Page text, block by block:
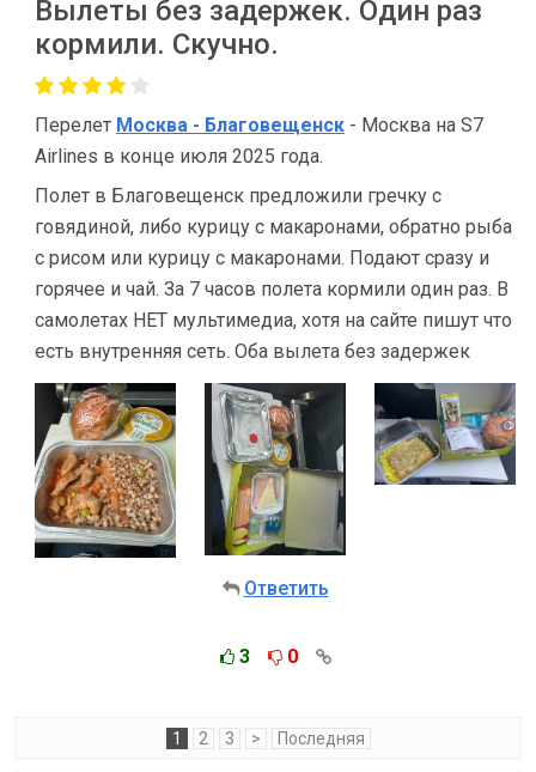
Вылеты без задержек. Один раз
кормили. Скучно.
Перелет Москва - Благовещенск - Москва на S7
Airlines в конце июля 2025 года.
Полет в Благовещенск предложили гречку с
говядиной, либо курицу с макаронами, обратно рыба
с рисом или курицу с макаронами. Подают сразу и
горячее и чай. За 7 часов полета кормили один раз. В
самолетах НЕТ мультимедиа, хотя на сайте пишут что
есть внутренняя сеть. Оба вылета без задержек
Ответить
3 0
1 2 3 > Последняя